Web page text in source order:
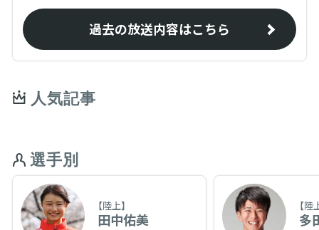
過去の放送内容はこちら
人気記事
選手別
【陸上】
田中佑美
【陸
多